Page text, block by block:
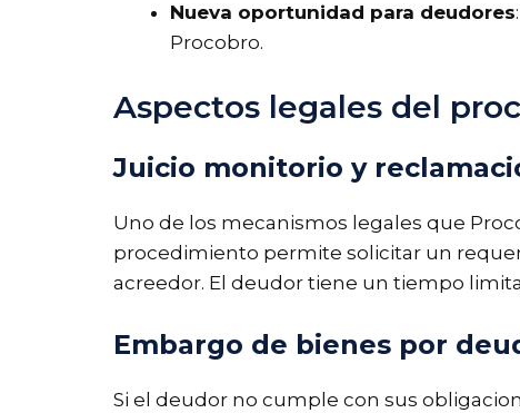
Nueva oportunidad para deudores
Procobro.
Aspectos legales del
Juicio monitorio y
Uno de los mecanismos legales que
procedimiento permite solicitar un
acreedor. El deudor tiene un tiempo
Embargo de bienes por
Si el deudor no cumple con sus